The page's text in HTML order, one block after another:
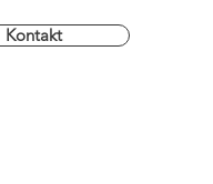
Kontakt